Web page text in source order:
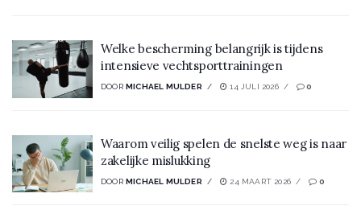
Welke bescherming belangrijk is tijdens
intensieve vechtsporttrainingen
DOOR MICHAEL MULDER 14 JULI 2026 0
Waarom veilig spelen de snelste weg is naar
zakelijke mislukking
DOOR MICHAEL MULDER 24 MAART 2026 0